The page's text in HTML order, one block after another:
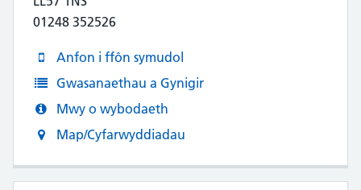
01248 352526
Anfon i ffôn symudol
Gwasanaethau a Gynigir
Mwy o wybodaeth
Map/Cyfarwyddiadau